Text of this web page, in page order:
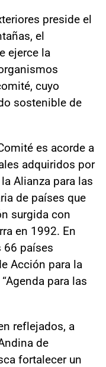
preside el
el
ejerce la
cuyo
sostenible de
es acorde a
adquiridos por
Alianza para las
de países que
surgida con
en 1992. En
66 países
Acción para la
para las
reflejados, a
de
fortalecer un